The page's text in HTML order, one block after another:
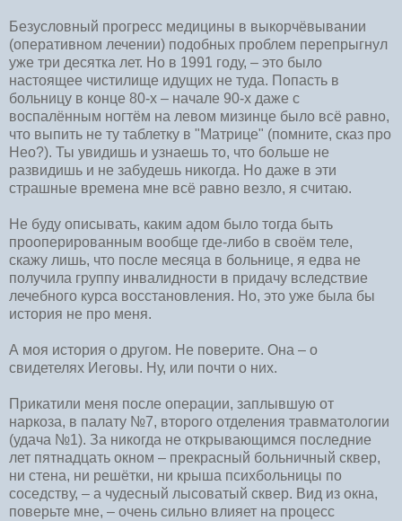
Безусловный прогресс медицины в выкорчёвывании
(оперативном лечении) подобных проблем перепрыгнул
уже три десятка лет. Но в 1991 году, – это было
настоящее чистилище идущих не туда. Попасть в
больницу в конце 80-х – начале 90-х даже с
воспалённым ногтём на левом мизинце было всё равно,
что выпить не ту таблетку в "Матрице" (помните, сказ про
Нео?). Ты увидишь и узнаешь то, что больше не
развидишь и не забудешь никогда. Но даже в эти
страшные времена мне всё равно везло, я считаю.
Не буду описывать, каким адом было тогда быть
прооперированным вообще где-либо в своём теле,
скажу лишь, что после месяца в больнице, я едва не
получила группу инвалидности в придачу вследствие
лечебного курса восстановления. Но, это уже была бы
история не про меня.
А моя история о другом. Не поверите. Она – о
свидетелях Иеговы. Ну, или почти о них.
Прикатили меня после операции, заплывшую от
наркоза, в палату №7, второго отделения травматологии
(удача №1). За никогда не открывающимся последние
лет пятнадцать окном – прекрасный больничный сквер,
ни стена, ни решётки, ни крыша психбольницы по
соседству, – а чудесный лысоватый сквер. Вид из окна,
поверьте мне, – очень сильно влияет на процесс